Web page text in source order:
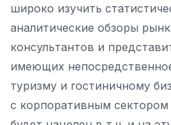
широко изучить
аналитические обзоры
консультантов и
имеющих
туризму и гостиничному
с корпоративным сектором